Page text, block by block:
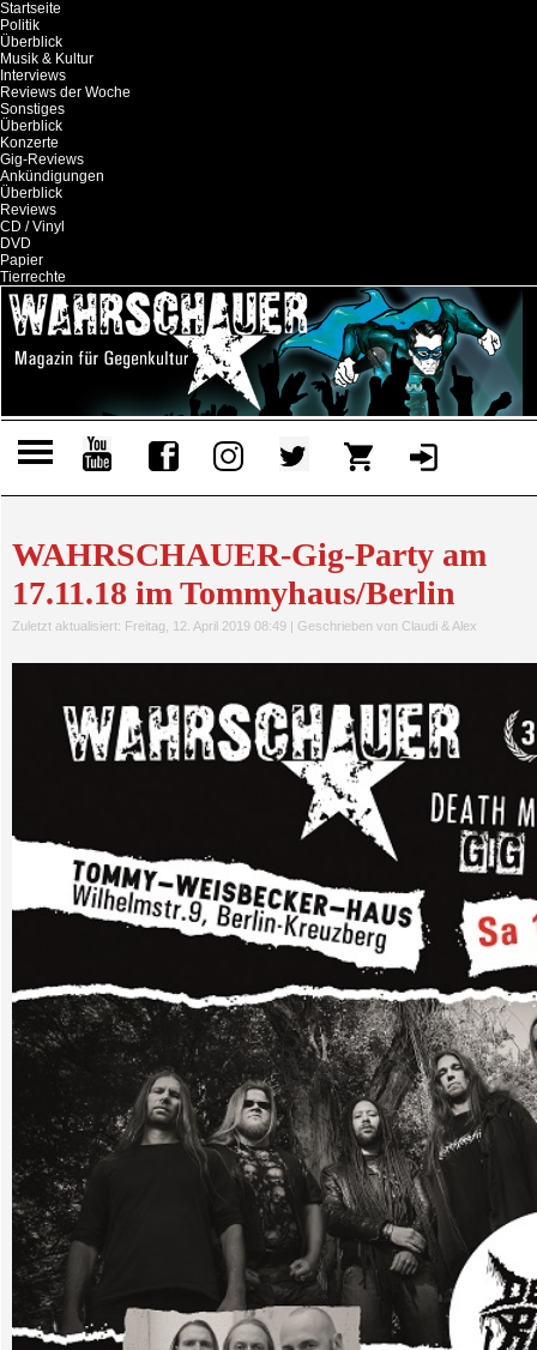
Startseite
Politik
Überblick
Musik & Kultur
Interviews
Reviews der Woche
Sonstiges
Überblick
Konzerte
Gig-Reviews
Ankündigungen
Überblick
Reviews
CD / Vinyl
DVD
Papier
Tierrechte
WAHRSCHAUER-Gig-Party am
17.11.18 im Tommyhaus/Berlin
Zuletzt aktualisiert: Freitag, 12. April 2019 08:49| Geschrieben von Claudi & Alex